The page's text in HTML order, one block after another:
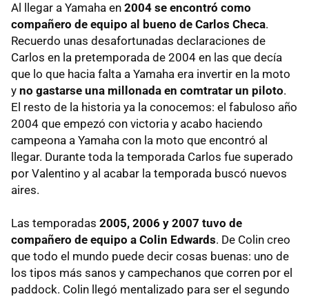
Al llegar a Yamaha en 2004 se encontró como
compañero de equipo al bueno de Carlos Checa.
Recuerdo unas desafortunadas declaraciones de
Carlos en la pretemporada de 2004 en las que decía
que lo que hacia falta a Yamaha era invertir en la moto
y no gastarse una millonada en comtratar un piloto.
El resto de la historia ya la conocemos: el fabuloso año
2004 que empezó con victoria y acabo haciendo
campeona a Yamaha con la moto que encontró al
llegar. Durante toda la temporada Carlos fue superado
por Valentino y al acabar la temporada buscó nuevos
aires.
Las temporadas 2005, 2006 y 2007 tuvo de
compañero de equipo a Colin Edwards. De Colin creo
que todo el mundo puede decir cosas buenas: uno de
los tipos más sanos y campechanos que corren por el
paddock. Colin llegó mentalizado para ser el segundo